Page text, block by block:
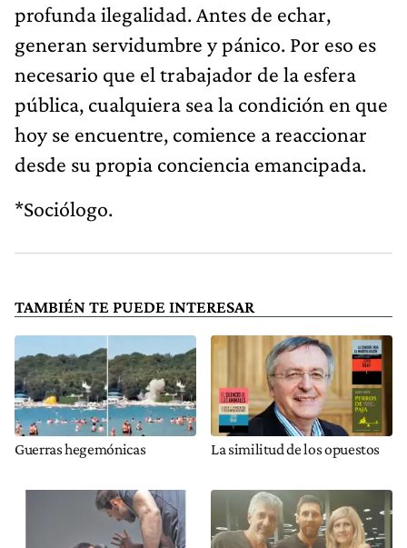
profunda ilegalidad. Antes de echar,
generan servidumbre y pánico. Por eso es
necesario que el trabajador de la esfera
pública, cualquiera sea la condición en que
hoy se encuentre, comience a reaccionar
desde su propia conciencia emancipada.
*Sociólogo.
TAMBIÉN TE PUEDE INTERESAR
Guerras hegemónicas La similitud de los opuestos